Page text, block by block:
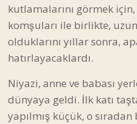
kutlamalarını görmek için,
komşuları ile birlikte,
olduklarını yıllar sonra,
hatırlayacaklardı.
Niyazi, anne ve babası
dünyaya geldi. İlk katı
yapılmış küçük, o